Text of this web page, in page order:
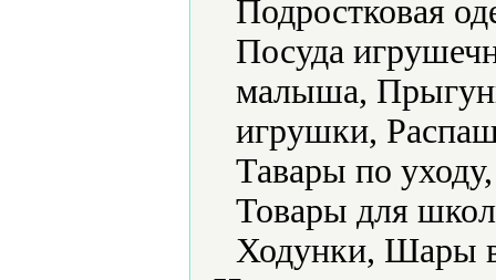
Подростковая
Посуда
малыша,
игрушки,
Тавары по
Товары для
Ходунки, Шары